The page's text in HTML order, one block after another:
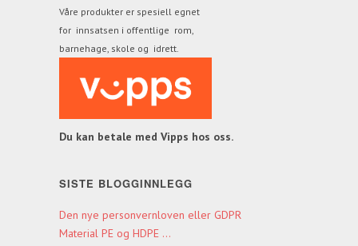
Våre produkter er spesiell egnet
for innsatsen i offentlige rom,
barnehage, skole og idrett.
Du kan betale med Vipps hos oss.
SISTE BLOGGINNLEGG
Den nye personvernloven eller GDPR
Material PE og HDPE ...